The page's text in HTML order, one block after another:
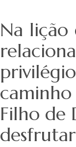
Na lição
Filho de